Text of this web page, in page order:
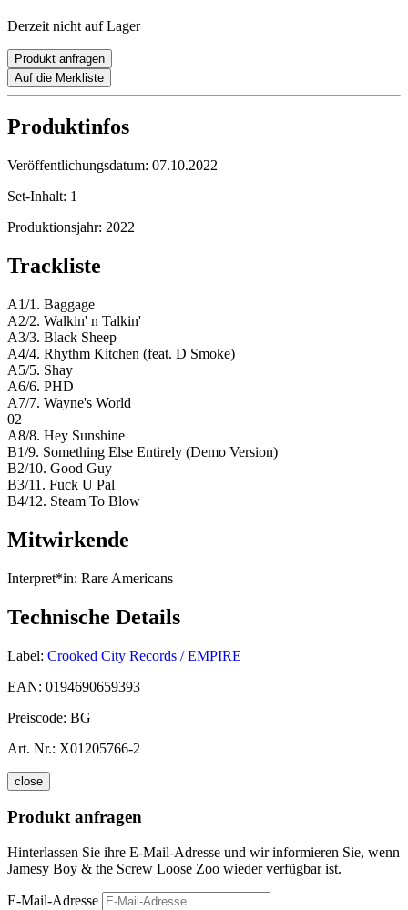
Derzeit nicht auf Lager
Produkt anfragen
Auf die Merkliste
Produktinfos
Veröffentlichungsdatum: 07.10.2022
Set-Inhalt: 1
Produktionsjahr: 2022
Trackliste
A1/1. Baggage
A2/2. Walkin' n Talkin'
A3/3. Black Sheep
A4/4. Rhythm Kitchen (feat. D Smoke)
A5/5. Shay
A6/6. PHD
A7/7. Wayne's World
02
A8/8. Hey Sunshine
B1/9. Something Else Entirely (Demo Version)
B2/10. Good Guy
B3/11. Fuck U Pal
B4/12. Steam To Blow
Mitwirkende
Interpret*in: Rare Americans
Technische Details
Label: Crooked City Records / EMPIRE
EAN: 0194690659393
Preiscode: BG
Art. Nr.: X01205766-2
close
Produkt anfragen
Hinterlassen Sie ihre E-Mail-Adresse und wir informieren Sie, wenn
Jamesy Boy & the Screw Loose Zoo wieder verfügbar ist.
E-Mail-Adresse